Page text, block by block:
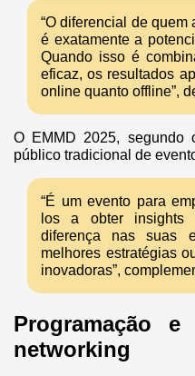
“O diferencial de quem
é exatamente a
Quando isso é
eficaz, os resultados
online quanto offline”,
O EMMD 2025, segundo
público tradicional de
“É um evento para
los a obter insights
diferença nas suas
melhores estratégias
inovadoras”,
Programação
networking